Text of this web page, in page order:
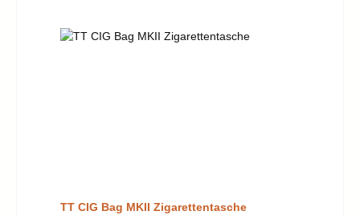
TT CIG Bag MKII Zigarettentasche